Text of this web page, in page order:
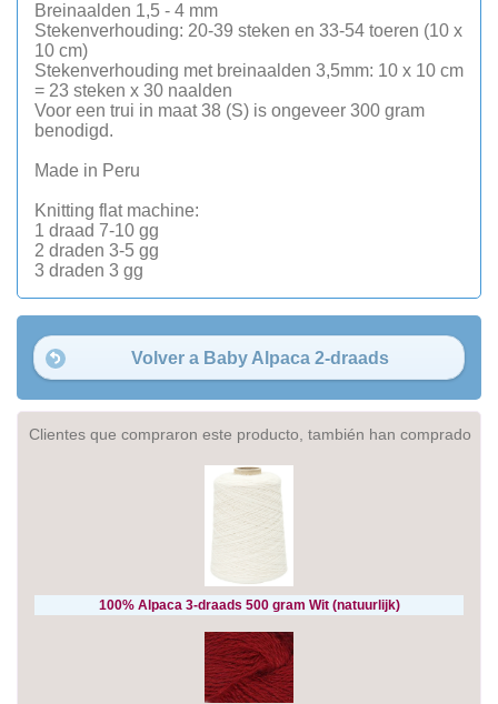
Breinaalden 1,5 - 4 mm
Stekenverhouding: 20-39 steken en 33-54 toeren (10 x
10 cm)
Stekenverhouding met breinaalden 3,5mm: 10 x 10 cm
= 23 steken x 30 naalden
Voor een trui in maat 38 (S) is ongeveer 300 gram
benodigd.
Made in Peru
Knitting flat machine:
1 draad 7-10 gg
2 draden 3-5 gg
3 draden 3 gg
Volver a Baby Alpaca 2-draads
Clientes que compraron este producto, también han comprado
100% Alpaca 3-draads 500 gram Wit (natuurlijk)